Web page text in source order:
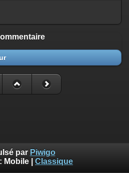
par Piwigo
Mobile Classique